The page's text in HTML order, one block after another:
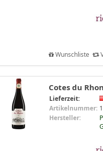
Wunschliste
Cotes du
Lieferzeit:
Artikelnummer:
Hersteller: